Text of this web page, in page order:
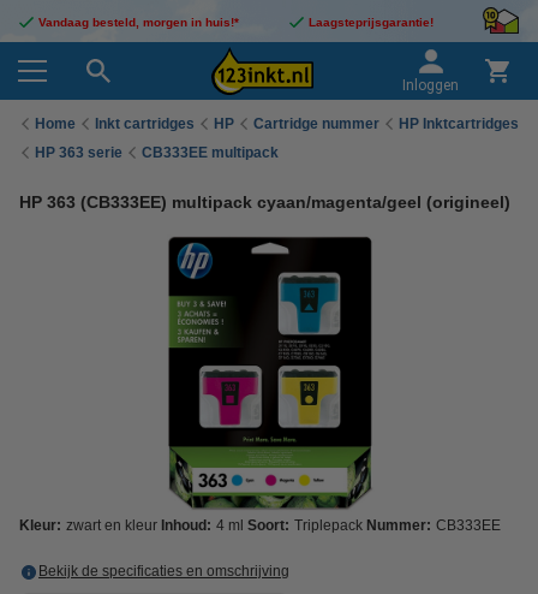
Vandaag besteld, morgen in huis!* Laagsteprijsgarantie!
Inloggen
Home Inkt cartridges HP Cartridge nummer
HP Inktcartridges
HP 363 serie
CB333EE multipack
HP 363 (CB333EE) multipack cyaan/magenta/geel (origineel)
Kleur: zwart en kleur Inhoud: 4 ml Soort: Triplepack Nummer: CB333EE
Bekijk de specificaties en omschrijving